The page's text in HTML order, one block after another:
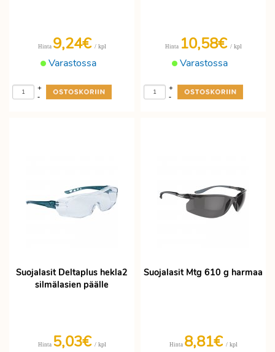
Varastossa
Hinta 9,24€ / kpl
-
+
Varastossa
Hinta 10,58€ / kpl
-
+
Suojalasit Deltaplus hekla2
silmälasien päälle
Hinta 5,03€ / kpl
Suojalasit Mtg 610 g harmaa
Hinta 8,81€ / kpl